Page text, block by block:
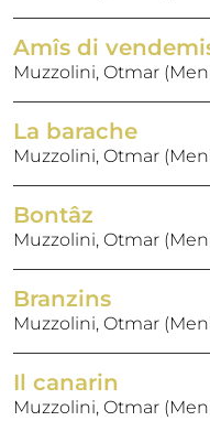
Amîs di
Muzzolini, Otmar
La barache
Muzzolini, Otmar
Bontâz
Muzzolini, Otmar
Branzins
Muzzolini, Otmar
Il canarin
Muzzolini, Otmar